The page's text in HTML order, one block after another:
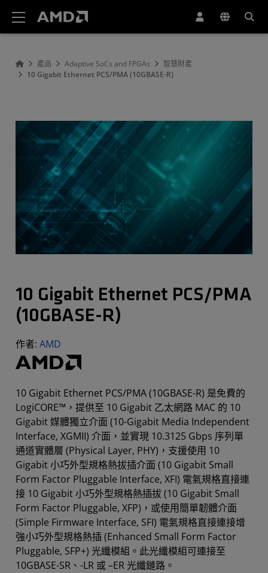
產品 Adaptive SoCs and FPGAs
智慧財產
10 Gigabit Ethernet PCS/PMA (10GBASE-R)
10 Gigabit Ethernet PCS/PMA
(10GBASE-R)
作者: AMD
10 Gigabit Ethernet PCS/PMA (10GBASE-R) 是免費的
LogiCORE™，提供至 10 Gigabit 乙太網路 MAC 的 10
Gigabit 媒體獨立介面 (10-Gigabit Media Independent
Interface, XGMII) 介面，並實現 10.3125 Gbps 序列單
通道實體層 (Physical Layer, PHY)，支援使用 10
Gigabit 小巧外型規格熱拔插介面 (10 Gigabit Small
Form Factor Pluggable Interface, XFI) 電氣規格直接連
接 10 Gigabit 小巧外型規格熱插拔 (10 Gigabit Small
Form Factor Pluggable, XFP)，或使用簡單韌體介面
(Simple Firmware Interface, SFI) 電氣規格直接連接增
強小巧外型規格熱插 (Enhanced Small Form Factor
Pluggable, SFP+) 光纖模組。此光纖模組可連接至
10GBASE-SR、-LR 或 –ER 光纖鏈路。